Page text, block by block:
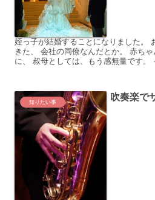
姪っ子が結婚することになりました。
きた、 会社の同僚なんだとか。 赤ち
に、 叔母としては、もう感無量です。
知りたい事 吹奏楽で